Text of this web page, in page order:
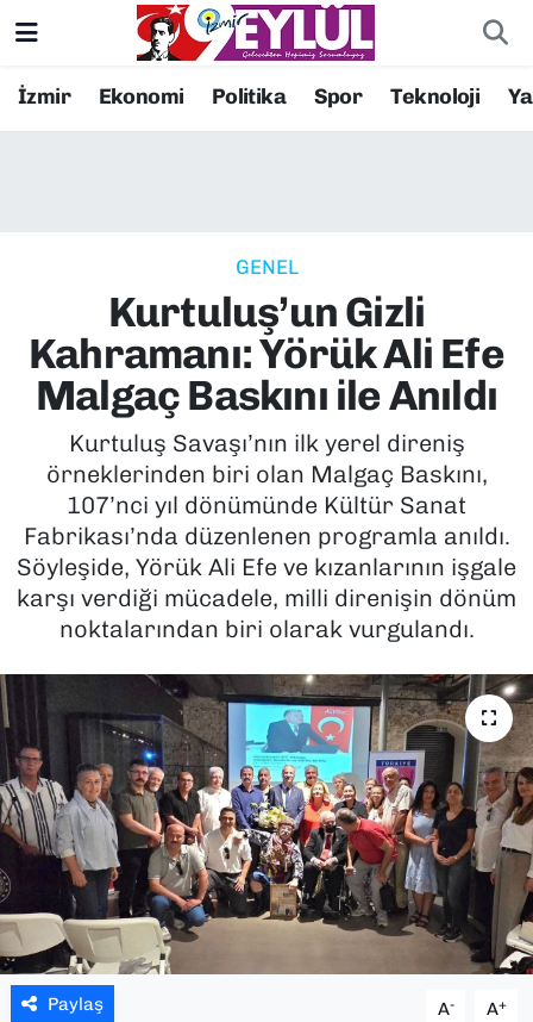
İzmir Ekonomi Politika Spor Teknoloji
GENEL
Kurtuluş’un Gizli
Kahramanı: Yörük Ali Efe
Malgaç Baskını ile Anıldı
Kurtuluş Savaşı’nın ilk yerel direniş
örneklerinden biri olan Malgaç Baskını,
107’nci yıl dönümünde Kültür Sanat
Fabrikası’nda düzenlenen programla anıldı.
Söyleşide, Yörük Ali Efe ve kızanlarının işgale
karşı verdiği mücadele, milli direnişin dönüm
noktalarından biri olarak vurgulandı.
Paylaş A- A+
Resmi İlanlar
EKONOMİ
KÜLTÜR SANAT
MAGAZİN
POLİTİKA
SAĞLIK
SPOR
TEKNOLOJİ
YAŞAM
YEREL YÖNETİMLER
Konak Nöbetçi Eczaneler
Süper Lig Puan Durumu ve Fikstür
Tüm Manşetler
Son Dakika Haberleri
Haber Arşivi